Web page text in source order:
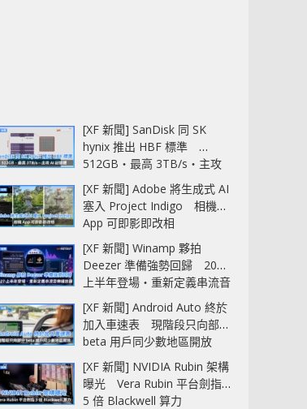
[XF 新聞] SanDisk 同 SK
hynix 推出 HBF 標準
512GB‧最高 3TB/s‧主攻
AI 記憶體
[XF 新聞] Adobe 將生成式 AI
塞入 Project Indigo 相機
App 可即影即改相
[XF 新聞] Winamp 夥拍
Deezer 準備強勢回歸 2027
上半年登場‧重新定義串流音
樂播放器
[XF 新聞] Android Auto 終於
加入車速表 現階段只向部分
beta 用戶同少數地區開放
[XF 新聞] NVIDIA Rubin 架構
曝光 Vera Rubin 平台劍指
5 倍 Blackwell 算力